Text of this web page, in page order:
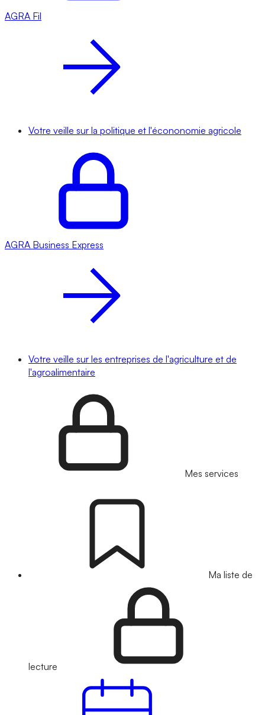
AGRA Fil
Votre veille sur la politique et l'écononomie agricole
AGRA Business Express
Votre veille sur les entreprises de l'agriculture et de
l'agroalimentaire
Mes services
Ma liste de
lecture